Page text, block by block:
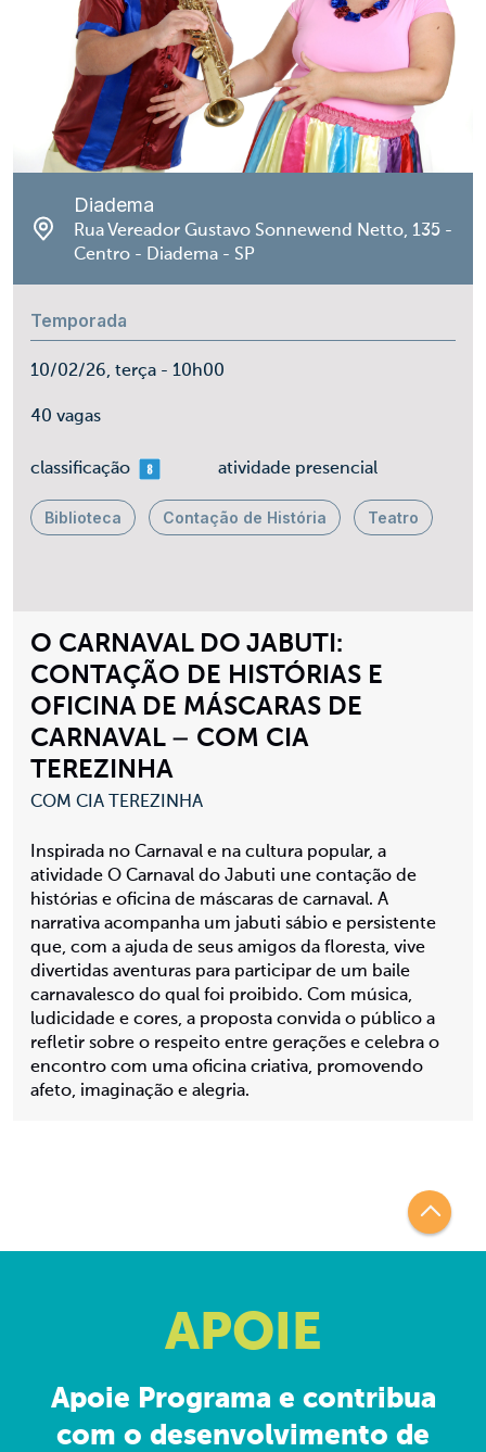
O CARNAVAL DO JABUTI:
CONTAÇÃO DE HISTÓRIAS E
OFICINA DE MÁSCARAS DE
CARNAVAL – COM CIA
TEREZINHA
COM CIA TEREZINHA
Inspirada no Carnaval e na cultura popular, a
atividade O Carnaval do Jabuti une contação de
histórias e oficina de máscaras de carnaval. A
narrativa acompanha um jabuti sábio e persistente
que, com a ajuda de seus amigos da floresta, vive
divertidas aventuras para participar de um baile
carnavalesco do qual foi proibido. Com música,
ludicidade e cores, a proposta convida o público a
refletir sobre o respeito entre gerações e celebra o
encontro com uma oficina criativa, promovendo
afeto, imaginação e alegria.
Diadema
Rua Vereador Gustavo Sonnewend Netto, 135 -
Centro - Diadema - SP
Temporada
10/02/26, terça - 10h00
40 vagas
classificaçãomais 08 atividade presencial
Biblioteca Contação de História Teatro
APOIE
Apoie Programa e contribua
com o desenvolvimento de